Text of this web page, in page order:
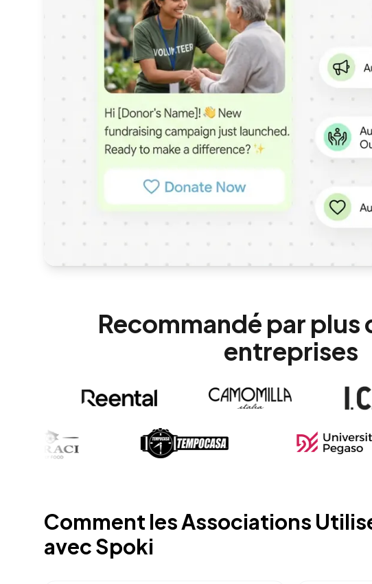
Recommandé par plus
entreprises
Comment les Associations
avec Spoki